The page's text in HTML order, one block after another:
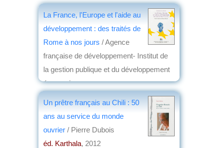
La France, l'Europe et l'aide au
développement : des traités de
Rome à nos jours / Agence
française de développement- Institut de
la gestion publique et du développement
économique
éd. Comité pour l'histoire économique et
Un prêtre français au Chili : 50
ans au service du monde
ouvrier / Pierre Dubois
éd. Karthala, 2012